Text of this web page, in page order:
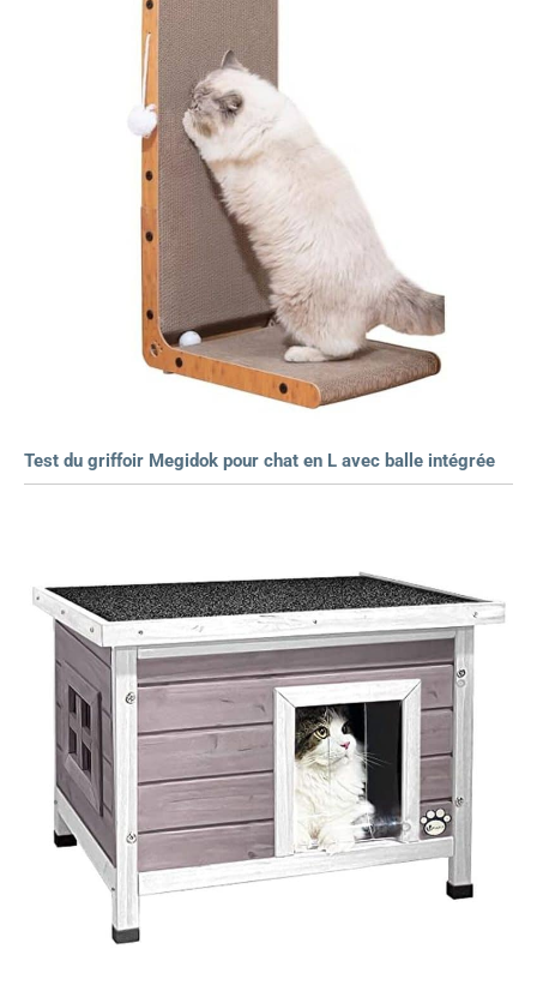
Test du griffoir Megidok pour chat en L avec balle intégrée